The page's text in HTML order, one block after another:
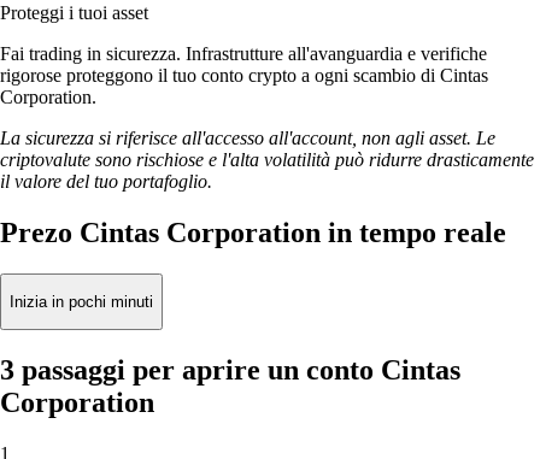
Proteggi i tuoi asset
Fai trading in sicurezza. Infrastrutture all'avanguardia e verifiche
rigorose proteggono il tuo conto crypto a ogni scambio di Cintas
Corporation.
La sicurezza si riferisce all'accesso all'account, non agli asset. Le
criptovalute sono rischiose e l'alta volatilità può ridurre drasticamente
il valore del tuo portafoglio.
Prezo Cintas Corporation in tempo reale
Inizia in pochi minuti
3 passaggi per aprire un conto Cintas
Corporation
1